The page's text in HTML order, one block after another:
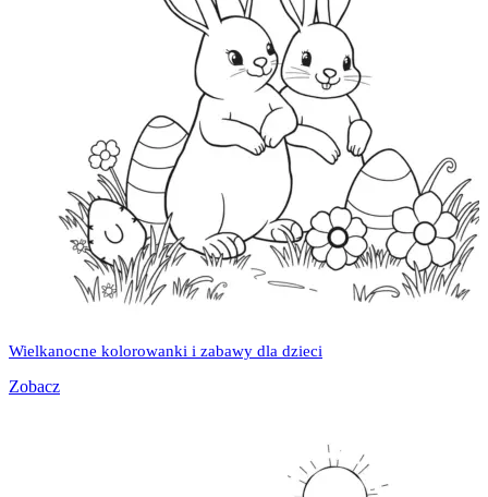
Wielkanocne kolorowanki i zabawy dla dzieci
Zobacz